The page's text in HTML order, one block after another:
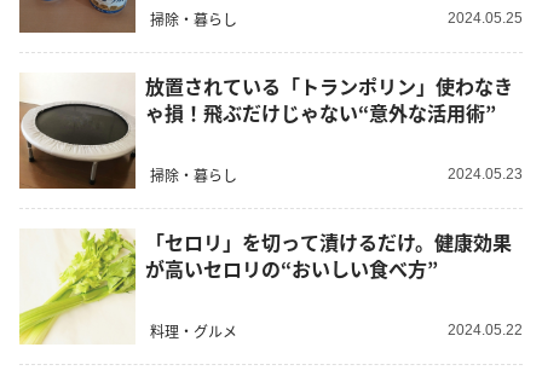
掃除・暮らし 2024.05.25
放置されている「トランポリン」使わなき
ゃ損！飛ぶだけじゃない“意外な活用術”
掃除・暮らし 2024.05.23
「セロリ」を切って漬けるだけ。健康効果
が高いセロリの“おいしい食べ方”
料理・グルメ 2024.05.22